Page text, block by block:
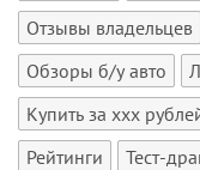
Отзывы владельцев
Обзоры б/у авто
Купить за xxx
Рейтинги
Тест-